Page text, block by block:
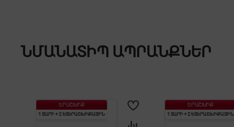
ՆՄԱՆԱՏԻՊ ԱՊՐԱՆՔՆԵՐ
ԵՐԱՇԽԻՔ
1 ՏԱՐԻ + 2 ԵՏԵՐԱՇԽԻՔԱՅԻՆ
ԵՐԱՇԽԻՔ
1 ՏԱՐԻ + 2 ԵՏԵՐԱՇԽԻՔԱՅԻՆ